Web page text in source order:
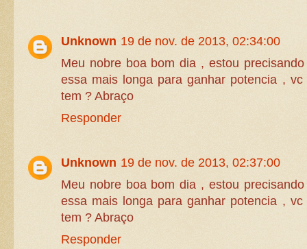
Unknown 19 de nov. de 2013, 02:34:00
Meu nobre boa bom dia , estou
essa mais longa para ganhar potencia ,
tem ? Abraço
Responder
Unknown 19 de nov. de 2013, 02:37:00
Meu nobre boa bom dia , estou
essa mais longa para ganhar potencia ,
tem ? Abraço
Responder